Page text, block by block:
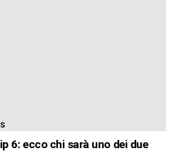
6: ecco chi sarà uno dei due